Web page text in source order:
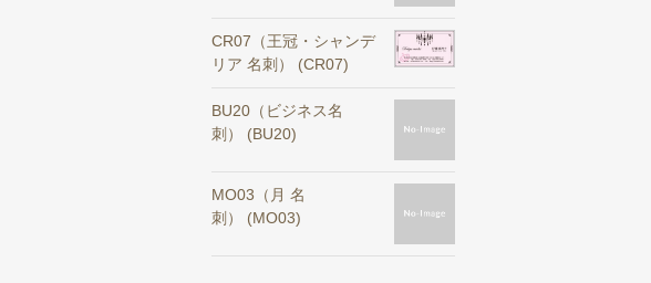
CR07（王冠・シャンデ
リア 名刺） (CR07)
BU20（ビジネス名
刺） (BU20)
MO03（月 名
刺） (MO03)